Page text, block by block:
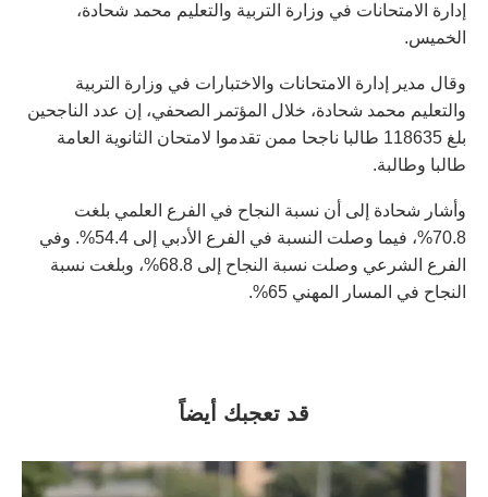
إدارة الامتحانات في وزارة التربية والتعليم محمد شحادة،
الخميس.
وقال مدير إدارة الامتحانات والاختبارات في وزارة التربية
والتعليم محمد شحادة، خلال المؤتمر الصحفي، إن عدد الناجحين
بلغ 118635 طالبا ناجحا ممن تقدموا لامتحان الثانوية العامة
طالبا وطالبة.
وأشار شحادة إلى أن نسبة النجاح في الفرع العلمي بلغت
70.8%، فيما وصلت النسبة في الفرع الأدبي إلى 54.4%. وفي
الفرع الشرعي وصلت نسبة النجاح إلى 68.8%، وبلغت نسبة
النجاح في المسار المهني 65%.
قد تعجبك أيضاً